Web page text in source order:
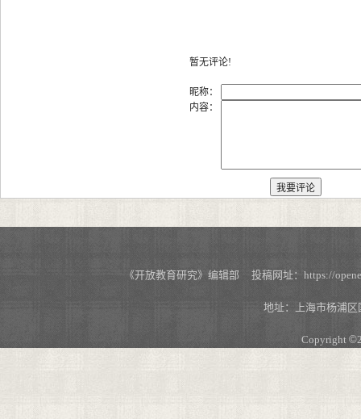
暂无评论!
昵称：
内容：
《开放教育研究》编辑部 投稿网址：https://
地址：上海市杨浦
Copyright ©